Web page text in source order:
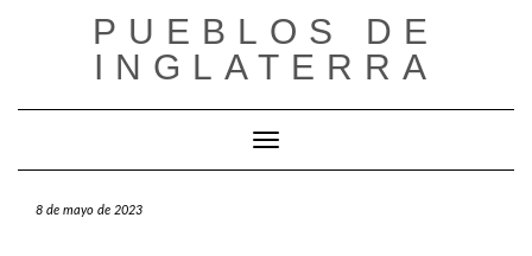
PUEBLOS DE
INGLATERRA
Cambiar modo de navegación
8 de mayo de 2023